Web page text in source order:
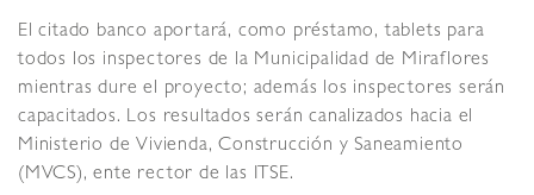
El citado banco aportará, como préstamo, tablets para
todos los inspectores de la Municipalidad de Miraflores
mientras dure el proyecto; además los inspectores serán
capacitados. Los resultados serán canalizados hacia el
Ministerio de Vivienda, Construcción y Saneamiento
(MVCS), ente rector de las ITSE.